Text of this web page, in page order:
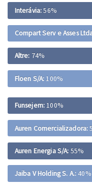
Interávia:56%
Compart Serv e Asses
Altre: 74%
Floen S/A:100%
Funsejem:100%
Auren Comercializadora:
Auren Energia S/A: 55%
Jaiba V Holding S. A.:40%